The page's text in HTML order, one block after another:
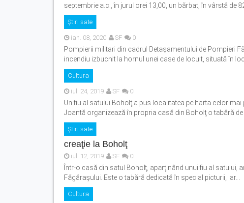
septembrie a.c., în jurul orei 13,00, un bărbat, în vârstă de 82
Știri sate
ian. 08, 2020 SF 0
Pompierii militari din cadrul Detașamentului de Pompieri
incendiu izbucnit la hornul unei case de locuit, situată în
Cultura
iul. 24, 2019 SF 0
Un fiu al satului Boholţ a pus localitatea pe harta celor
Joantă organizează în propria casă din Boholţ o tabără de
Știri sate
creaţie la Boholţ
iul. 12, 2019 SF 0
Într-o casă din satul Boholţ, aparţinând unui fiu al satului,
Făgăraşului. Este o tabără dedicată în special picturii, iar...
Cultura